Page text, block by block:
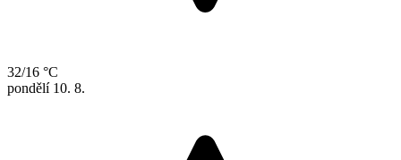
32/16 °C
pondělí 10. 8.